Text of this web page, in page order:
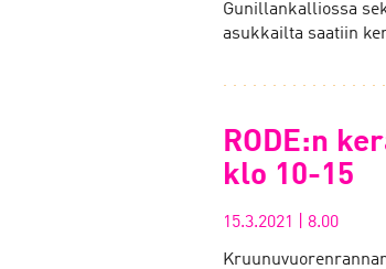
Gunillankalliossa
asukkailta saatiin
RODE:n
klo 10-15
15.3.2021 8.00